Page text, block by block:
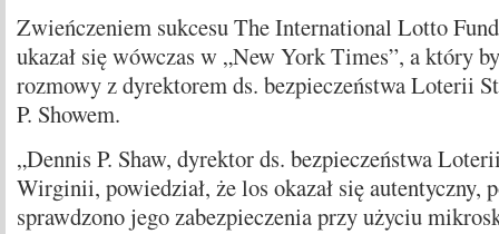
Zwieńczeniem sukcesu The International Lotto
ukazał się wówczas w „New York Times”, a który
rozmowy z dyrektorem ds. bezpieczeństwa Loterii
P. Showem.
„Dennis P. Shaw, dyrektor ds. bezpieczeństwa
Wirginii, powiedział, że los okazał się autentyczny,
sprawdzono jego zabezpieczenia przy użyciu